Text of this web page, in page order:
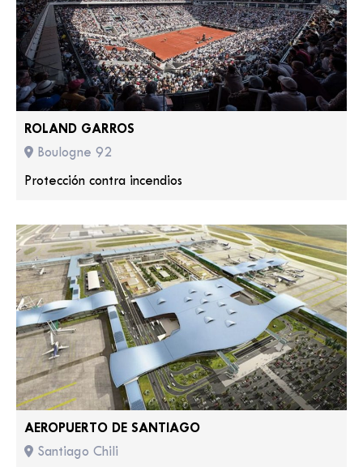
ROLAND GARROS
Boulogne 92
Protección contra incendios
AEROPUERTO DE SANTIAGO
Santiago Chili